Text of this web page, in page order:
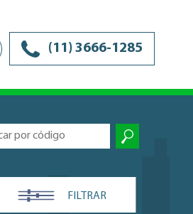
(11) 3666-1285
FILTRAR